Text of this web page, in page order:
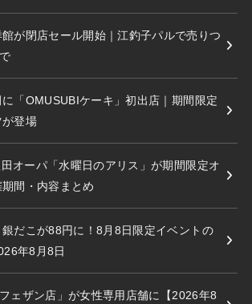
館が閉店セール開始｜江釣子パルで売りつ
「OMUSUBIケーキ」初出店｜期間限定
登場
田オーパ「水曜日のアリス」が期間限定オ
間・内容まとめ
銀だこが88円に！8月8日限定イベントの
年8月8日
ェザン店」が女性専用店舗に【2026年8